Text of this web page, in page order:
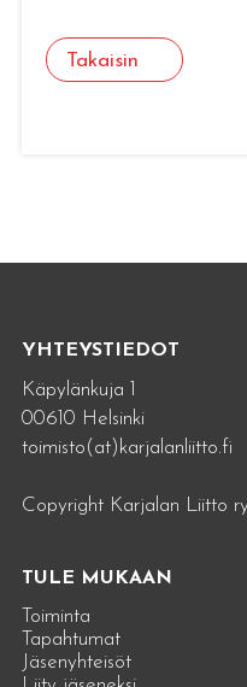
Takaisin
YHTEYSTIEDOT
Käpylänkuja 1
00610 Helsinki
toimisto(at)karjalanliitto.fi
Copyright Karjalan Liitto ry
TULE MUKAAN
Toiminta
Tapahtumat
Jäsenyhteisöt